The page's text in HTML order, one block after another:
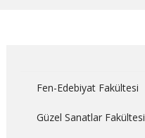
Fen-Edebiyat Fakültesi
Güzel Sanatlar Fakültesi